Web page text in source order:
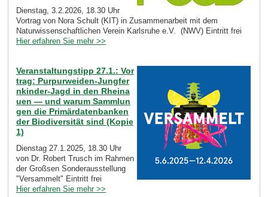
Dienstag, 3.2.2026, 18.30 Uhr
Vortrag von Nora Schult (KIT) in Zusammenarbeit mit dem
Naturwissenschaftlichen Verein Karlsruhe e.V. (NWV) Eintritt frei
Hier erfahren Sie mehr >>
Veranstaltungstipp 27.1.: Vor
trag: Purpurweiden-Jungfer
nkinder-Jagd in den Rheina
uen — und warum Sammlun
gen die Primärdatenbanken
der Biodiversität sind (Kopie
1)
Dienstag 27.1.2025, 18.30 Uhr
von Dr. Robert Trusch im Rahmen
der Großsen Sonderausstellung
"Versammelt" Eintritt frei
Hier erfahren Sie mehr >>